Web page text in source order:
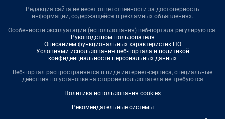
Редакция сайта не несет ответственности за достоверность
информации, содержащейся в рекламных объявлениях.
Особенности эксплуатации (использования) веб-портала регулируются:
Руководством пользователя
Описанием функциональных характеристик ПО
Условиями использования веб-портала и политикой
конфиденциальности персональных данных
Веб-портал распространяется в виде интернет-сервиса, специальные
действия по установке на стороне пользователя не требуются
Политика использования cookies
Рекомендательные системы